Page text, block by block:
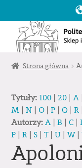
Przejdź
do
nawigacji
Przejdź
do
treści
Start
Moje konto
Obserwowane
Strona główna
Tytuły: 100| 20| A|
M| N| O| P| Q| R|
Autorzy: A| B C|
P| R| S| T| U W|